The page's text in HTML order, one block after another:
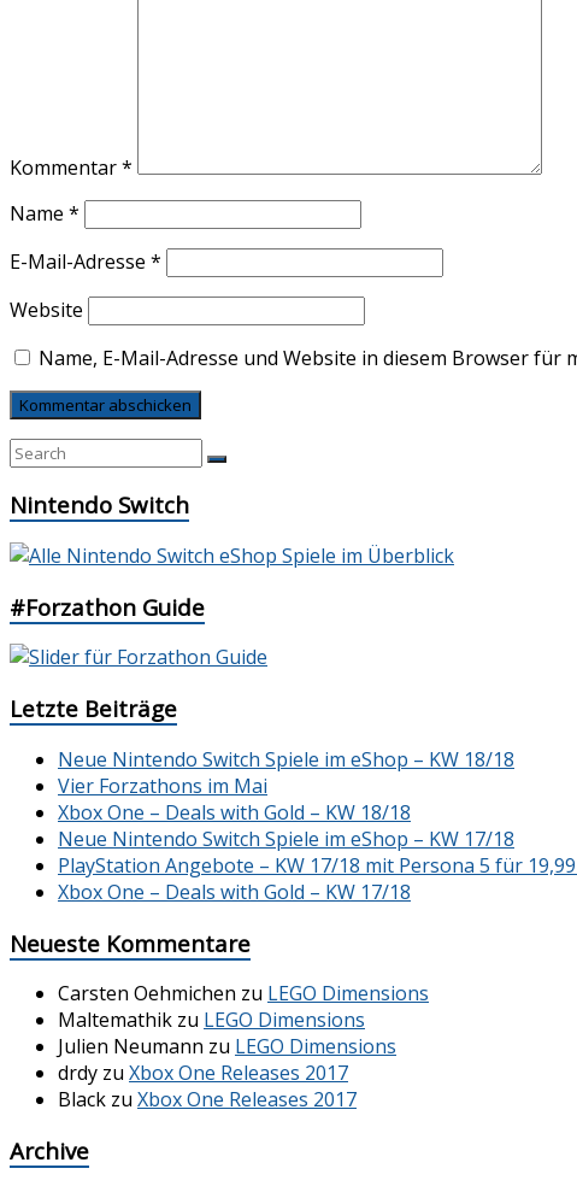
Kommentar*
Name *
E-Mail-Adresse *
Website
Name, E-Mail-Adresse und Website in diesem Browser für
Nintendo Switch
#Forzathon Guide
Letzte Beiträge
Neue Nintendo Switch Spiele im eShop – KW 18/18
Vier Forzathons im Mai
Xbox One – Deals with Gold – KW 18/18
Neue Nintendo Switch Spiele im eShop – KW 17/18
PlayStation Angebote – KW 17/18 mit Persona 5 für
Xbox One – Deals with Gold – KW 17/18
Neueste Kommentare
Carsten Oehmichen zu LEGO Dimensions
Maltemathik zu LEGO Dimensions
Julien Neumann zu LEGO Dimensions
drdy zu Xbox One Releases 2017
Black zu Xbox One Releases 2017
Archive